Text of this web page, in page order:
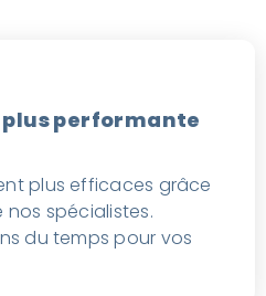
plus performante
plus efficaces grâce
spécialistes.
du temps pour vos